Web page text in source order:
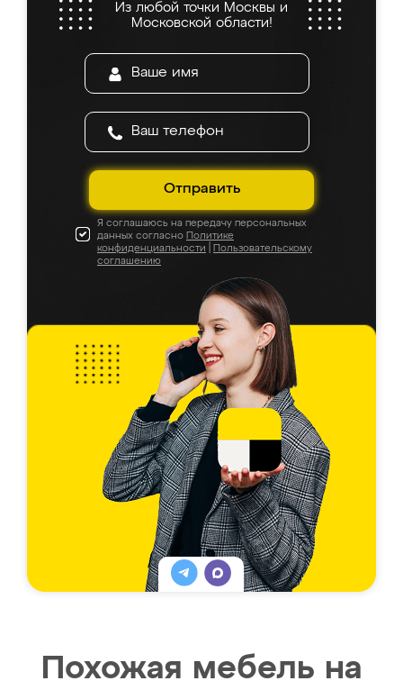
Из любой точки Москвы и
Московской области!
Отправить
Я соглашаюсь на передачу персональных
данных согласно Политике
конфиденциальности
Пользовательскому
соглашению
Похожая мебель на